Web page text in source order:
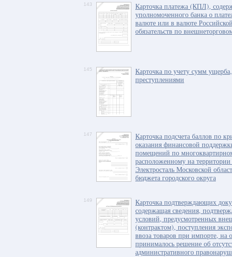
143
Карточка платежа (КПЛ),
уполномоченного банка о
валюте или в валюте
обязательств по
145
Карточка по учету сумм
преступлениями
147
Карточка подсчета баллов по
оказания финансовой
помещений по
расположенному на территории
Электросталь Московской
бюджета городского округа
149
Карточка подтверждающих
содержащая сведения,
условий, предусмотренных
(контрактом), поступления
ввоза товаров при импорте, на
принималось решение об
административного